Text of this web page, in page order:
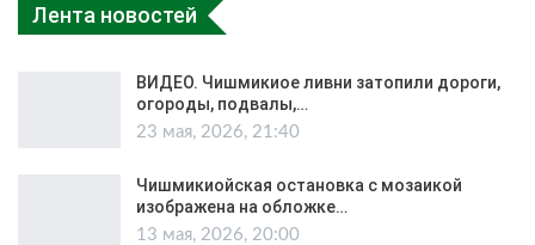
Лента новостей
ВИДЕО. Чишмикиое ливни затопили дороги,
огороды, подвалы,…
23 мая, 2026, 21:40
Чишмикиойская остановка с мозаикой
изображена на обложке…
13 мая, 2026, 20:00